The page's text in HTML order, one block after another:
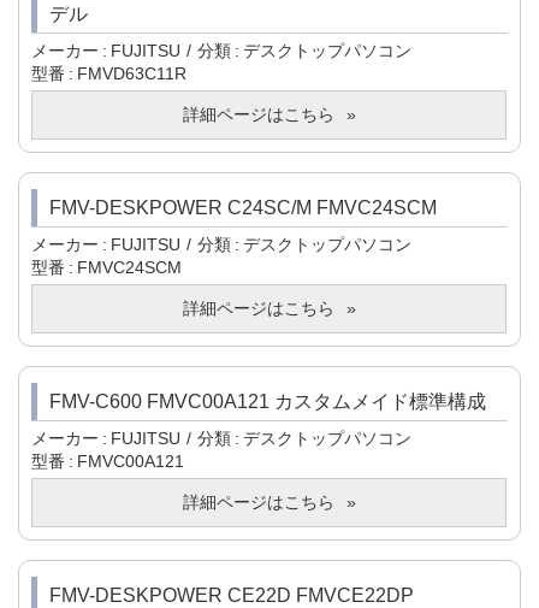
デル
メーカー FUJITSU 分類
デスクトップパソコン
型番
FMVD63C11R
詳細ページはこちら
FMV-DESKPOWER C24SC/M FMVC24SCM
メーカー FUJITSU 分類
デスクトップパソコン
型番
FMVC24SCM
詳細ページはこちら
FMV-C600 FMVC00A121 カスタムメイド標準構成
メーカー FUJITSU 分類
デスクトップパソコン
型番
FMVC00A121
詳細ページはこちら
FMV-DESKPOWER CE22D FMVCE22DP